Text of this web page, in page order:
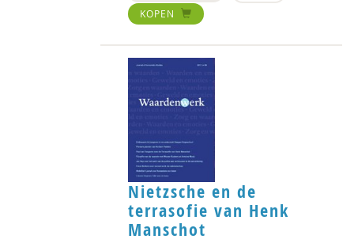
KOPEN
Nietzsche en de
terrasofie van Henk
Manschot